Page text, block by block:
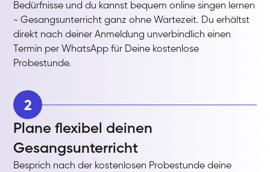
Bedürfnisse und du kannst bequem online singen lernen
- Gesangsunterricht ganz ohne Wartezeit. Du erhältst
direkt nach deiner Anmeldung unverbindlich einen
Termin per WhatsApp für Deine kostenlose
Probestunde.
2
Plane flexibel deinen
Gesangsunterricht
Besprich nach der kostenlosen Probestunde deine